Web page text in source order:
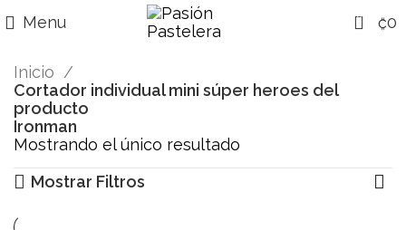
Menu 0 ₡0
Inicio
Cortador individual mini súper heroes del
producto
Ironman
Mostrando el único resultado
Mostrar Filtros